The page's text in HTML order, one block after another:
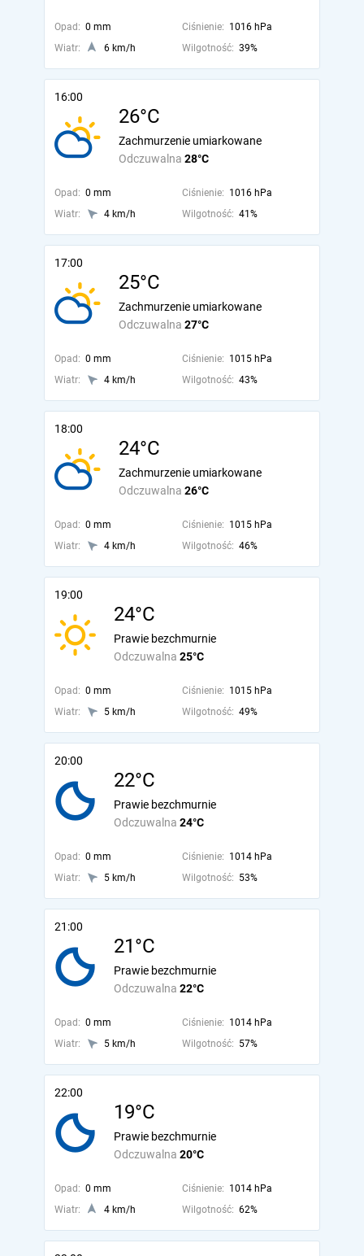
Opad: 0 mm Ciśnienie: 1016 hPa
Wiatr:
6 km/h Wilgotność: 39%
16:00
26°C
Odczuwalna 28°C
Zachmurzenie umiarkowane
Opad: 0 mm Ciśnienie: 1016 hPa
Wiatr:
4 km/h Wilgotność: 41%
17:00
25°C
Odczuwalna 27°C
Zachmurzenie umiarkowane
Opad: 0 mm Ciśnienie: 1015 hPa
Wiatr:
4 km/h Wilgotność: 43%
18:00
24°C
Odczuwalna 26°C
Zachmurzenie umiarkowane
Opad: 0 mm Ciśnienie: 1015 hPa
Wiatr:
4 km/h Wilgotność: 46%
19:00
24°C
Odczuwalna 25°C
Prawie bezchmurnie
Opad: 0 mm Ciśnienie: 1015 hPa
Wiatr:
5 km/h Wilgotność: 49%
20:00
22°C
Odczuwalna 24°C
Prawie bezchmurnie
Opad: 0 mm Ciśnienie: 1014 hPa
Wiatr:
5 km/h Wilgotność: 53%
21:00
21°C
Odczuwalna 22°C
Prawie bezchmurnie
Opad: 0 mm Ciśnienie: 1014 hPa
Wiatr:
5 km/h Wilgotność: 57%
22:00
19°C
Odczuwalna 20°C
Prawie bezchmurnie
Opad: 0 mm Ciśnienie: 1014 hPa
Wiatr:
4 km/h Wilgotność: 62%